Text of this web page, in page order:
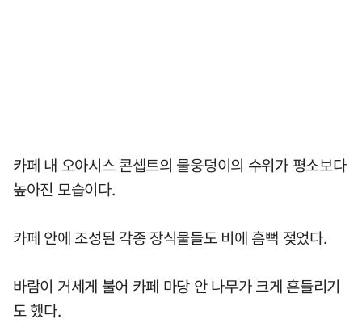
카페 내 오아시스 콘셉트의 물웅덩이의 수위가 평소보다
높아진 모습이다.
카페 안에 조성된 각종 장식물들도 비에 흠뻑 젖었다.
바람이 거세게 불어 카페 마당 안 나무가 크게 흔들리기
도 했다.